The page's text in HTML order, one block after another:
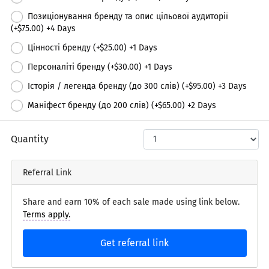
праворуч***
Позиціонування бренду та опис цільової аудиторії
(+$75.00) +4 Days
Цінності бренду (+$25.00) +1 Days
Персоналіті бренду (+$30.00) +1 Days
Історія / легенда бренду (до 300 слів) (+$95.00) +3 Days
Маніфест бренду (до 200 слів) (+$65.00) +2 Days
Quantity
Referral Link
Share and earn 10% of each sale made using link below.
Terms apply.
Get referral link